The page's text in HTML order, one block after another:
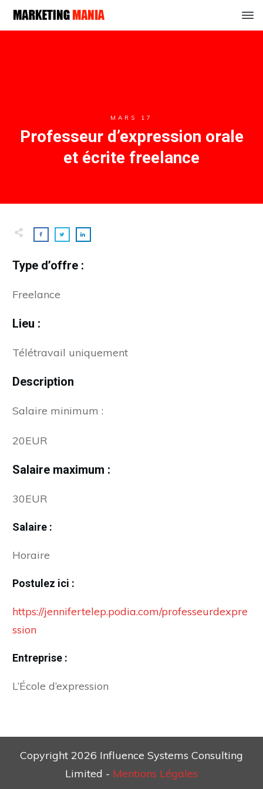
MARS 17
Professeur d’expression orale
et écrite freelance
Type d’offre :
Freelance
Lieu :
Télétravail uniquement
Description
Salaire minimum :
20EUR
Salaire maximum :
30EUR
Salaire :
Horaire
Postulez ici :
https://jennifertelep.podia.com/professeurdexpre
ssion
Entreprise :
L’École d’expression
Copyright 2026 Influence Systems Consulting
Limited - Mentions Légales